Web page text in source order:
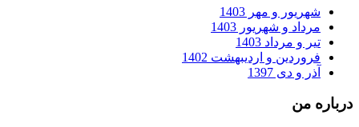
شهریور و مهر 1403
مرداد و شهریور 1403
تیر و مرداد 1403
فروردین و اردیبهشت 1402
آذر و دی 1397
درباره من